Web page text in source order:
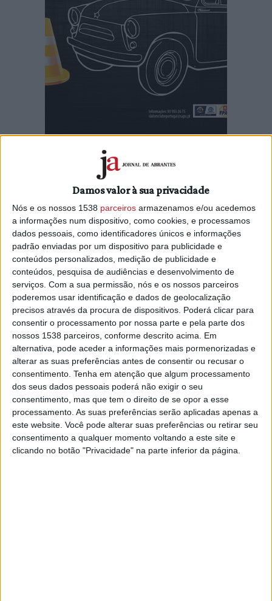
Damos valor à sua privacidade
Nós e os nossos 1538 parceiros armazenamos e/ou acedemos
a informações num dispositivo, como cookies, e processamos
dados pessoais, como identificadores únicos e informações
padrão enviadas por um dispositivo para publicidade e
conteúdos personalizados, medição de publicidade e
conteúdos, pesquisa de audiências e desenvolvimento de
serviços. Com a sua permissão, nós e os nossos parceiros
poderemos usar identificação e dados de geolocalização
precisos através da procura de dispositivos. Poderá clicar para
consentir o processamento por nossa parte e pela parte dos
nossos 1538 parceiros, conforme descrito acima. Em
alternativa, pode aceder a informações mais pormenorizadas e
alterar as suas preferências antes de consentir ou recusar o
consentimento. Tenha em atenção que algum processamento
dos seus dados pessoais poderá não exigir o seu
consentimento, mas que tem o direito de se opor a esse
processamento. As suas preferências serão aplicadas apenas a
este website. Você pode alterar suas preferências ou retirar seu
consentimento a qualquer momento voltando a este site e
clicando no botão "Privacidade" na parte inferior da página.
Vila nova da Barquinha recebe este domingo, dia 21 de maio,
uma prova de perícia automóvel, organizada pelo Slalom Clube
Segundo informação do Município, a prova inicia-se, às 14
horas, no Centro de Negócios, em Atalaia.
Em prova, vão estar o Troféu Nacional Perícia/Slalom 2017, o
Troféu Nacional Clássicos e Originais e o Troféu Perícias Centro
e Sul.